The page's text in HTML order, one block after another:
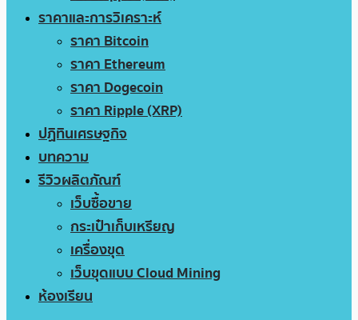
ราคาและการวิเคราะห์
ราคา Bitcoin
ราคา Ethereum
ราคา Dogecoin
ราคา Ripple (XRP)
ปฏิทินเศรษฐกิจ
บทความ
รีวิวผลิตภัณฑ์
เว็บซื้อขาย
กระเป๋าเก็บเหรียญ
เครื่องขุด
เว็บขุดแบบ Cloud Mining
ห้องเรียน